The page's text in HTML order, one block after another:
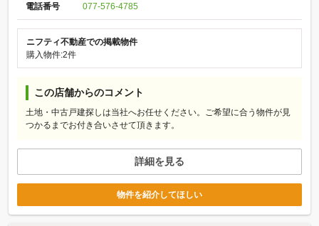
電話番号 077-576-4785
ニフティ不動産での掲載物件
購入物件:2件
この店舗からのコメント
土地・中古戸建探しは当社へお任せください。ご希望に合う物件が見
つかるまでお付き合いさせて頂きます。
詳細を見る
物件を紹介してほしい